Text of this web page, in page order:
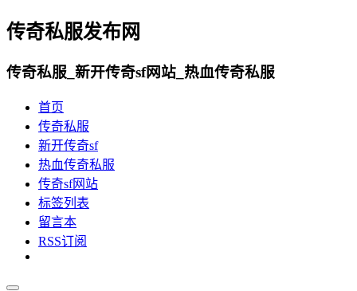
传奇私服发布网
传奇私服_新开传奇sf网站_热血传奇私服
首页
传奇私服
新开传奇sf
热血传奇私服
传奇sf网站
标签列表
留言本
RSS订阅